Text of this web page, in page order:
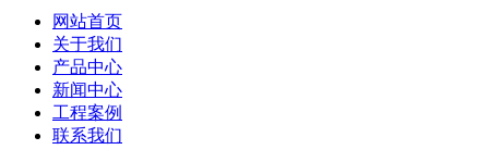
网站首页
关于我们
产品中心
新闻中心
工程案例
联系我们